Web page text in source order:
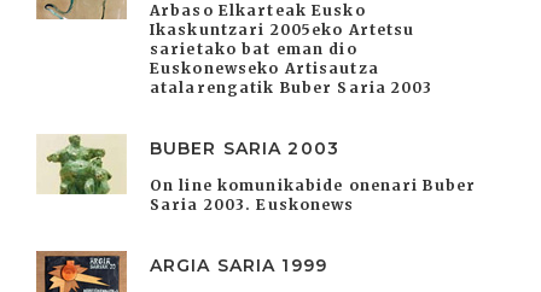
Arbaso Elkarteak Eusko
Ikaskuntzari 2005eko Artetsu
sarietako bat eman dio
Euskonewseko Artisautza
atalarengatik Buber Saria 2003
BUBER SARIA 2003
On line komunikabide onenari Buber
Saria 2003. Euskonews
ARGIA SARIA 1999